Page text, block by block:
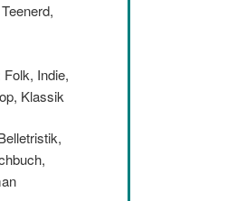
Indie,
Klassik